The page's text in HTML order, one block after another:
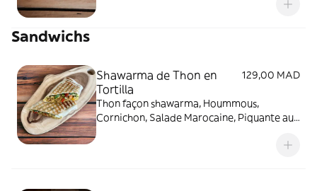
Sandwichs
Shawarma de Thon en
Tortilla
129,00 MAD
Thon façon shawarma, Hoummous,
Cornichon, Salade Marocaine, Piquante au